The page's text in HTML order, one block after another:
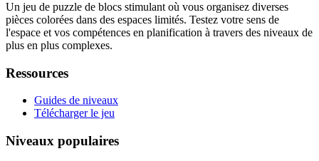
Un jeu de puzzle de blocs stimulant où vous organisez diverses
pièces colorées dans des espaces limités. Testez votre sens de
l'espace et vos compétences en planification à travers des niveaux de
plus en plus complexes.
Ressources
Guides de niveaux
Télécharger le jeu
Niveaux populaires